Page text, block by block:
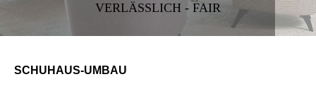
VERLÄSSLICH - FAIR
SCHUHAUS-UMBAU